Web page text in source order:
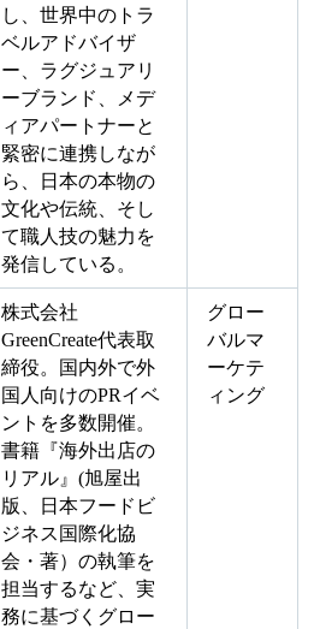
し、世界中のトラ
ベルアドバイザ
ー、ラグジュアリ
ーブランド、メデ
ィアパートナーと
緊密に連携しなが
ら、日本の本物の
文化や伝統、そし
て職人技の魅力を
発信している。
株式会社
GreenCreate代表取
締役。国内外で外
国人向けのPRイベ
ントを多数開催。
書籍『海外出店の
リアル』(旭屋出
版、日本フードビ
ジネス国際化協
会・著）の執筆を
担当するなど、実
務に基づくグロー
グロー
バルマ
ーケテ
ィング